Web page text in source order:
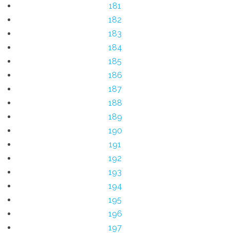
181
182
183
184
185
186
187
188
189
190
191
192
193
194
195
196
197